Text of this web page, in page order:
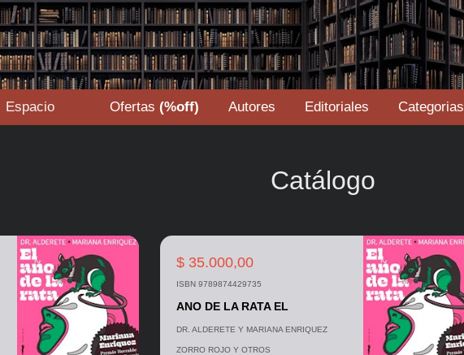
Espacio Ofertas (%off) Autores Editoriales Categorias
Catálogo
$ 35.000,00
ISBN 9789874429735
ANO DE LA RATA EL
DR. ALDERETE Y MARIANA ENRIQUEZ
ZORRO ROJO Y OTROS